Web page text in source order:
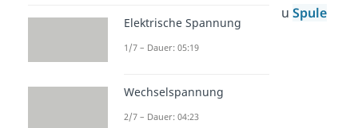
du dir gerne unser Video zu Spule
Elektrische Spannung
1/7 – Dauer: 05:19
Wechselspannung
2/7 – Dauer: 04:23